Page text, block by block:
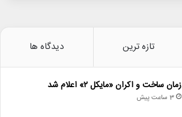
تازه ترین دیدگاه ها
زمان ساخت و اکران «مایکل ۲» اعلام شد
3 ساعت پیش